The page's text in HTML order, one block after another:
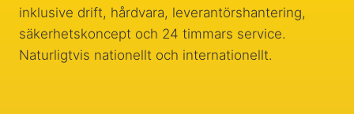
inklusive drift, hårdvara, leverantörshantering,
säkerhetskoncept och 24 timmars service.
Naturligtvis nationellt och internationellt.